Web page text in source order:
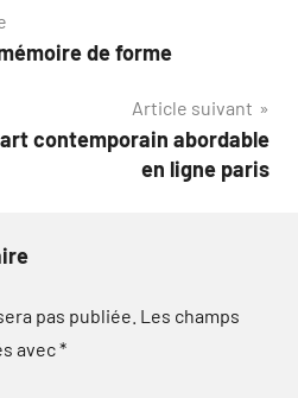
de forme
Article suivant
contemporain abordable
en ligne paris
pas publiée. Les champs
avec*